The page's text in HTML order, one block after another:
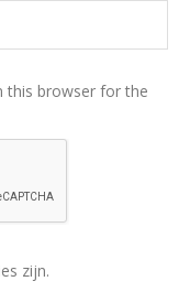
this browser for the
zijn.